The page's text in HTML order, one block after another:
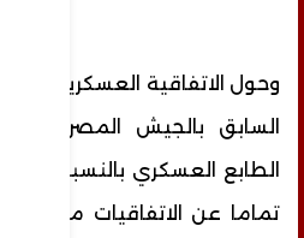
وحول الاتفاقية العسكرية بين
السابق بالجيش المصري، إن
الطابع العسكري بالنسبة
تماما عن الاتفاقيات مع الدول